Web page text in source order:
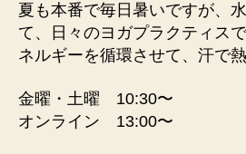
夏も本番で毎日暑いですが、
て、日々のヨガプラクティス
ネルギーを循環させて、汗で
金曜・土曜 10:30〜
オンライン 13:00〜